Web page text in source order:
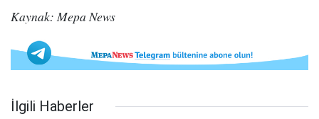
Kaynak: Mepa News
İlgili Haberler